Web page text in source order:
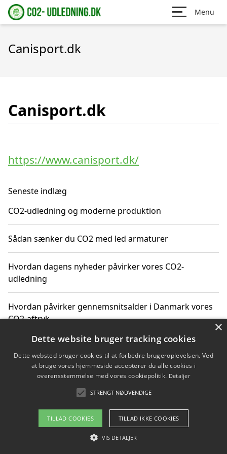
Menu
Canisport.dk
Canisport.dk
https://www.canisport.dk/
Seneste indlæg
CO2-udledning og moderne produktion
Sådan sænker du CO2 med led armaturer
Hvordan dagens nyheder påvirker vores CO2-
udledning
Hvordan påvirker gennemsnitsalder i Danmark vores
CO2-aftryk
Hvordan nyheder om CO2-udledning påvirker vores
hverdag
Om / kontakt
Blog Betingelser
×
Dette website bruger tracking cookies
Dette websted bruger cookies til at forbedre brugeroplevelsen. Ved
at bruge vores hjemmeside accepterer du alle cookies i
overensstemmelse med vores cookiepolitik. Detaljer
STRENGT NØDVENDIGE
TILLAD COOKIES TILLAD IKKE COOKIES
VIS DETALJER